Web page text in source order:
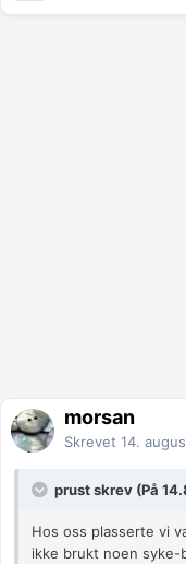
morsan
Skrevet 14.
prust skrev (På
Hos oss plasserte vi
ikke brukt noen syke-